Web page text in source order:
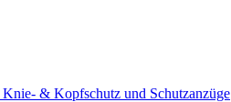
Knie- & Kopfschutz und Schutzanzüge